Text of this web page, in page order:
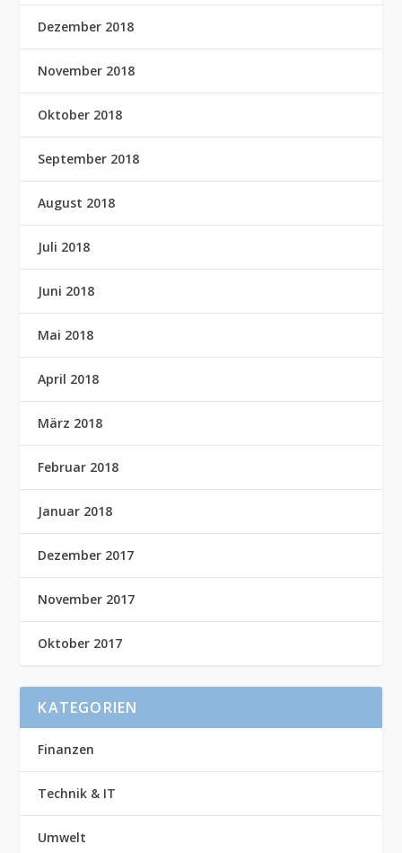
Dezember 2018
November 2018
Oktober 2018
September 2018
August 2018
Juli 2018
Juni 2018
Mai 2018
April 2018
März 2018
Februar 2018
Januar 2018
Dezember 2017
November 2017
Oktober 2017
KATEGORIEN
Finanzen
Technik & IT
Umwelt